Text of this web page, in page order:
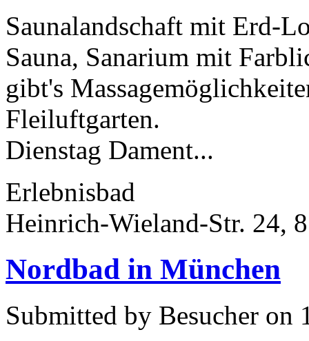
Saunalandschaft mit Erd-
Sauna, Sanarium mit
gibt's
Fleiluftgarten.
Dienstag Dament...
Erlebnisbad
Heinrich-Wieland-Str. 24,
Nordbad in München
Submitted by Besucher on